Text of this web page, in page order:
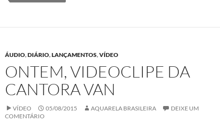
ÁUDIO,DIÁRIO,LANÇAMENTOS,VÍDEO
ONTEM, VIDEOCLIPE DA
CANTORA VAN
VÍDEO 05/08/2015 AQUARELA BRASILEIRA
DEIXE UM
COMENTÁRIO